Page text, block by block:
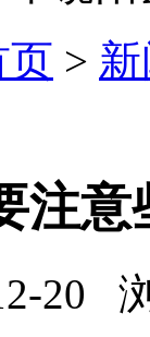
页 >
注意
20